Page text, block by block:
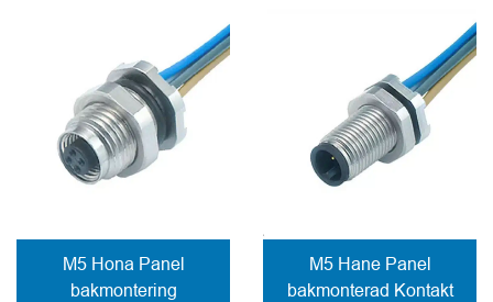
M5 Hona Panel
bakmontering
M5 Hane Panel
bakmonterad Kontakt